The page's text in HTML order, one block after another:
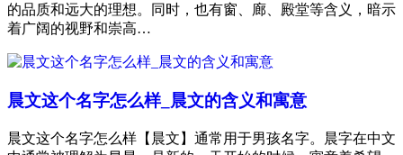
的品质和远大的理想。同时，也有窗、廊、殿堂等含义，暗示
着广阔的视野和崇高…
晨文这个名字怎么样_晨文的含义和寓意
晨文这个名字怎么样【晨文】通常用于男孩名字。晨字在中文